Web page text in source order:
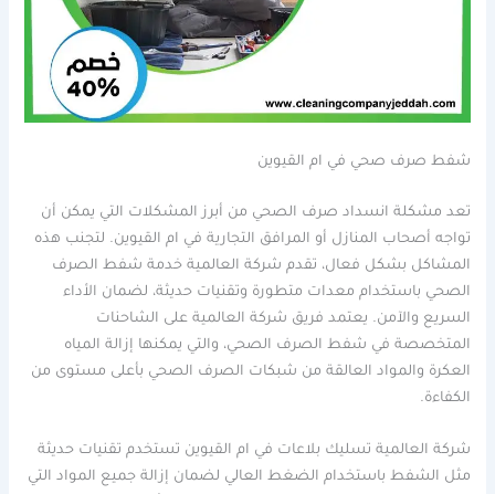
شفط صرف صحي في ام القيوين
تعد مشكلة انسداد صرف الصحي من أبرز المشكلات التي يمكن أن
تواجه أصحاب المنازل أو المرافق التجارية في ام القيوين. لتجنب هذه
المشاكل بشكل فعال، تقدم شركة العالمية خدمة شفط الصرف
الصحي باستخدام معدات متطورة وتقنيات حديثة، لضمان الأداء
السريع والآمن. يعتمد فريق شركة العالمية على الشاحنات
المتخصصة في شفط الصرف الصحي، والتي يمكنها إزالة المياه
العكرة والمواد العالقة من شبكات الصرف الصحي بأعلى مستوى من
الكفاءة.
شركة العالمية تسليك بلاعات في ام القيوين تستخدم تقنيات حديثة
مثل الشفط باستخدام الضغط العالي لضمان إزالة جميع المواد التي